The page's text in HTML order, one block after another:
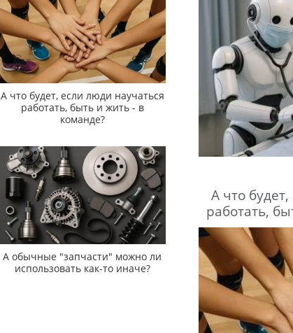
А что будет, если люди научаться
работать, быть и жить - в
команде?
А обычные "запчасти" можно ли
использовать как-то иначе?
А что
работать,